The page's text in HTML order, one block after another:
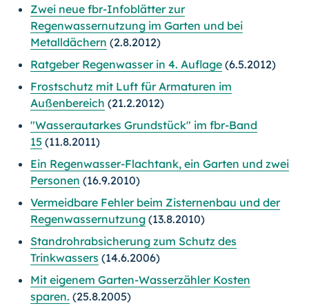
Zwei neue fbr-Infoblätter zur
Regenwassernutzung im Garten und bei
Metalldächern (2.8.2012)
Ratgeber Regenwasser in 4. Auflage (6.5.2012)
Frostschutz mit Luft für Armaturen im
Außenbereich (21.2.2012)
"Wasserautarkes Grundstück" im fbr-Band
15 (11.8.2011)
Ein Regenwasser-Flachtank, ein Garten und zwei
Personen (16.9.2010)
Vermeidbare Fehler beim Zisternenbau und der
Regenwassernutzung (13.8.2010)
Standrohrabsicherung zum Schutz des
Trinkwassers (14.6.2006)
Mit eigenem Garten-Wasserzähler Kosten
sparen. (25.8.2005)